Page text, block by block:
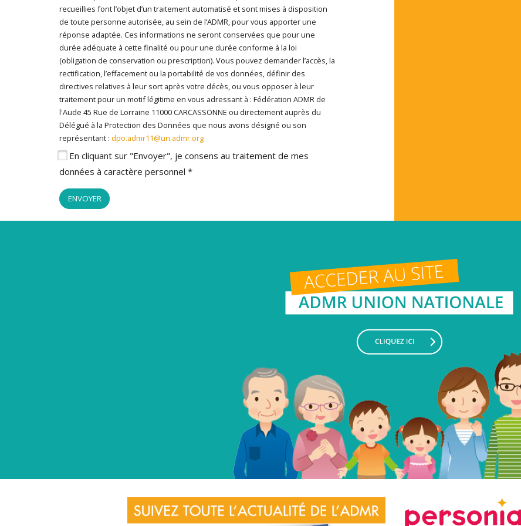
recueillies font l’objet d’un traitement automatisé et sont mises à disposition
de toute personne autorisée, au sein de l’ADMR, pour vous apporter une
réponse adaptée. Ces informations ne seront conservées que pour une
durée adéquate à cette finalité ou pour une durée conforme à la loi
(obligation de conservation ou prescription). Vous pouvez demander l’accès, la
rectification, l’effacement ou la portabilité de vos données, définir des
directives relatives à leur sort après votre décès, ou vous opposer à leur
traitement pour un motif légitime en vous adressant à : Fédération ADMR de
l'Aude 45 Rue de Lorraine 11000 CARCASSONNE ou directement auprès du
Délégué à la Protection des Données que nous avons désigné ou son
représentant : dpo.admr11@un.admr.org
En cliquant sur "Envoyer", je consens au traitement de mes
données à caractère personnel *